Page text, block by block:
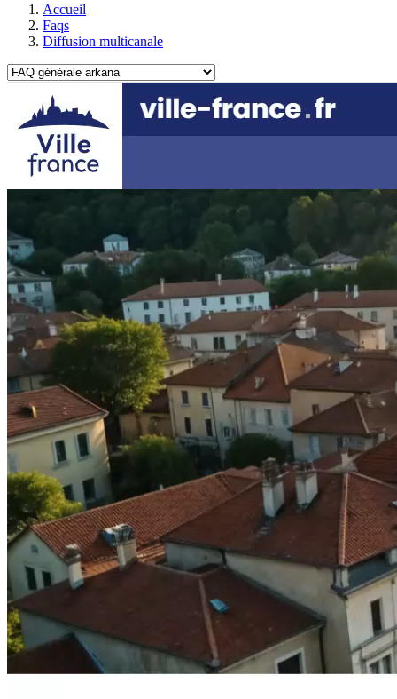
Accueil
Faqs
Diffusion multicanale